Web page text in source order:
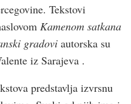
Tekstovi
Kamenom satkana
gradovi autorska su
iz Sarajeva .
predstavlja izvrsnu